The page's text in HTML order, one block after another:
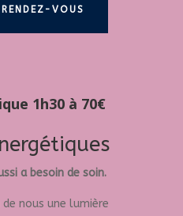
RENDEZ-VOUS
1h30 à 70€
a besoin de soin.
nous une lumière